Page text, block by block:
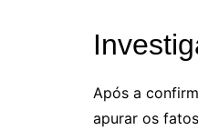
Após a
apurar os